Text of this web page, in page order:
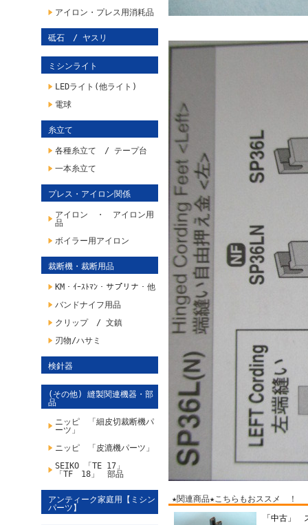
アイロン・プレス用消耗品
砥石 / ヤスリ
ミシンライト
LEDライト(他ライト)
電球
糸立て
各種糸立て / テープ台
一本糸立て
プレス・アイロン関係
アイロン ・ アイロン用
品
ボイラー用アイロン
裁断機・裁断用品
KM・ｲｰｽﾄﾏﾝ・サプリナ・他
バンドナイフ用品
クリップ / 文鎮
刃物/ハサミ
検針器
(その他) 縫製関連機器・部
品
ニッピ 「細皮切裁断機パ
ーツ」
ニッピ 「皮漉機パーツ」
SEIKO 「TE 17」
「TF 18」 部品
アンティーク家庭用【ミシン
パーツ】
★関連商品★こちらもおススメ ！
「中古」